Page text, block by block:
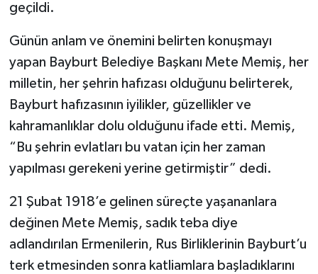
geçildi.
Günün anlam ve önemini belirten konuşmayı
yapan Bayburt Belediye Başkanı Mete Memiş, her
milletin, her şehrin hafızası olduğunu belirterek,
Bayburt hafızasının iyilikler, güzellikler ve
kahramanlıklar dolu olduğunu ifade etti. Memiş,
“Bu şehrin evlatları bu vatan için her zaman
yapılması gerekeni yerine getirmiştir” dedi.
21 Şubat 1918’e gelinen süreçte yaşananlara
değinen Mete Memiş, sadık teba diye
adlandırılan Ermenilerin, Rus Birliklerinin Bayburt’u
terk etmesinden sonra katliamlara başladıklarını